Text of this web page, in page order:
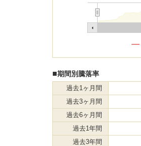
■期間別騰落率
過去1ヶ月間
過去3ヶ月間
過去6ヶ月間
過去1年間
過去3年間